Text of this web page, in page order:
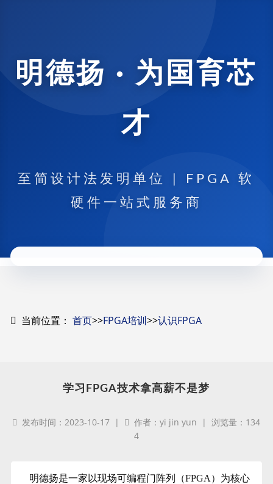
明德扬 · 为国育芯
才
至简设计法发明单位 | FPGA 软
硬件一站式服务商
当前位置：首页>>FPGA培训>>认识FPGA
学习FPGA技术拿高薪不是梦
发布时间：2023-10-17 |
作者：yi jin yun | 浏览量：134
4
明德扬是一家以现场可编程门阵列（FPGA）为核心